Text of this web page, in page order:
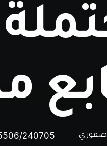
صفوري 240705